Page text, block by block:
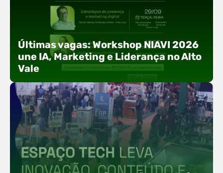
Últimas vagas: Workshop NIAVI 2026
une IA, Marketing e Liderança no Alto
Vale
Com o objetivo de impulsionar a produtividade, a